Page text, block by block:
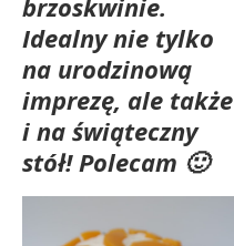
brzoskwinie.
Idealny nie tylko
na urodzinową
imprezę, ale także
i na świąteczny
stół! Polecam 🙂